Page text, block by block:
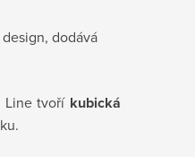
dodává
tvoří kubická